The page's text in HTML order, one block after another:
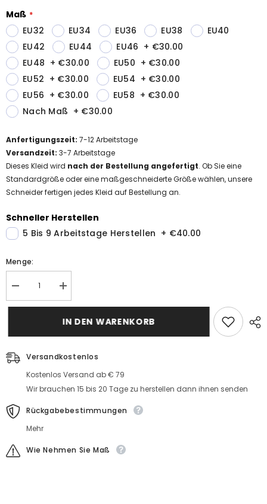
Maß
EU32
EU34 EU36 EU38
EU40
EU42
EU44 EU46 + €30.00
EU48 + €30.00 EU50 + €30.00
EU52 + €30.00 EU54 + €30.00
EU56 + €30.00 EU58 + €30.00
Nach Maß + €30.00
Anfertigungszeit: 7-12Arbeitstage
Versandzeit: 3-7 Arbeitstage
Dieses Kleid wird nach der Bestellung angefertigt. Ob Sie eine
Standardgröße oder eine maßgeschneiderte Größe wählen, unsere
Schneider fertigen jedes Kleid auf Bestellung an.
Schneller Herstellen
5 Bis 9 Arbeitstage Herstellen + €40.00
Menge:
Elegante
Abendkleider
Blaue
Lang
Günstig
MengeElegante
Abendkleider
Mit
Ärmel
Blaue
Abiballkleider
Günstig
IN DEN WARENKORB
Versandkostenlos
Kostenlos Versand ab € 79
Wir brauchen 15 bis 20 Tage zu herstellen dann ihnen senden
Rückgabebestimmungen
Mehr
Wie Nehmen Sie Maß